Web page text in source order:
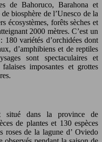
de Bahoruco, Barahona et
biosphère de l’Unesco de la
écosystèmes, forêts sèches et
2000 mètres. C’est un
180 variétés d’orchidées dont
d’amphibiens et de reptiles
sont spectaculaires et
imposantes et grottes
situé dans la province de
de plantes et 130 espèces
roses de la lagune d’ Oviedo